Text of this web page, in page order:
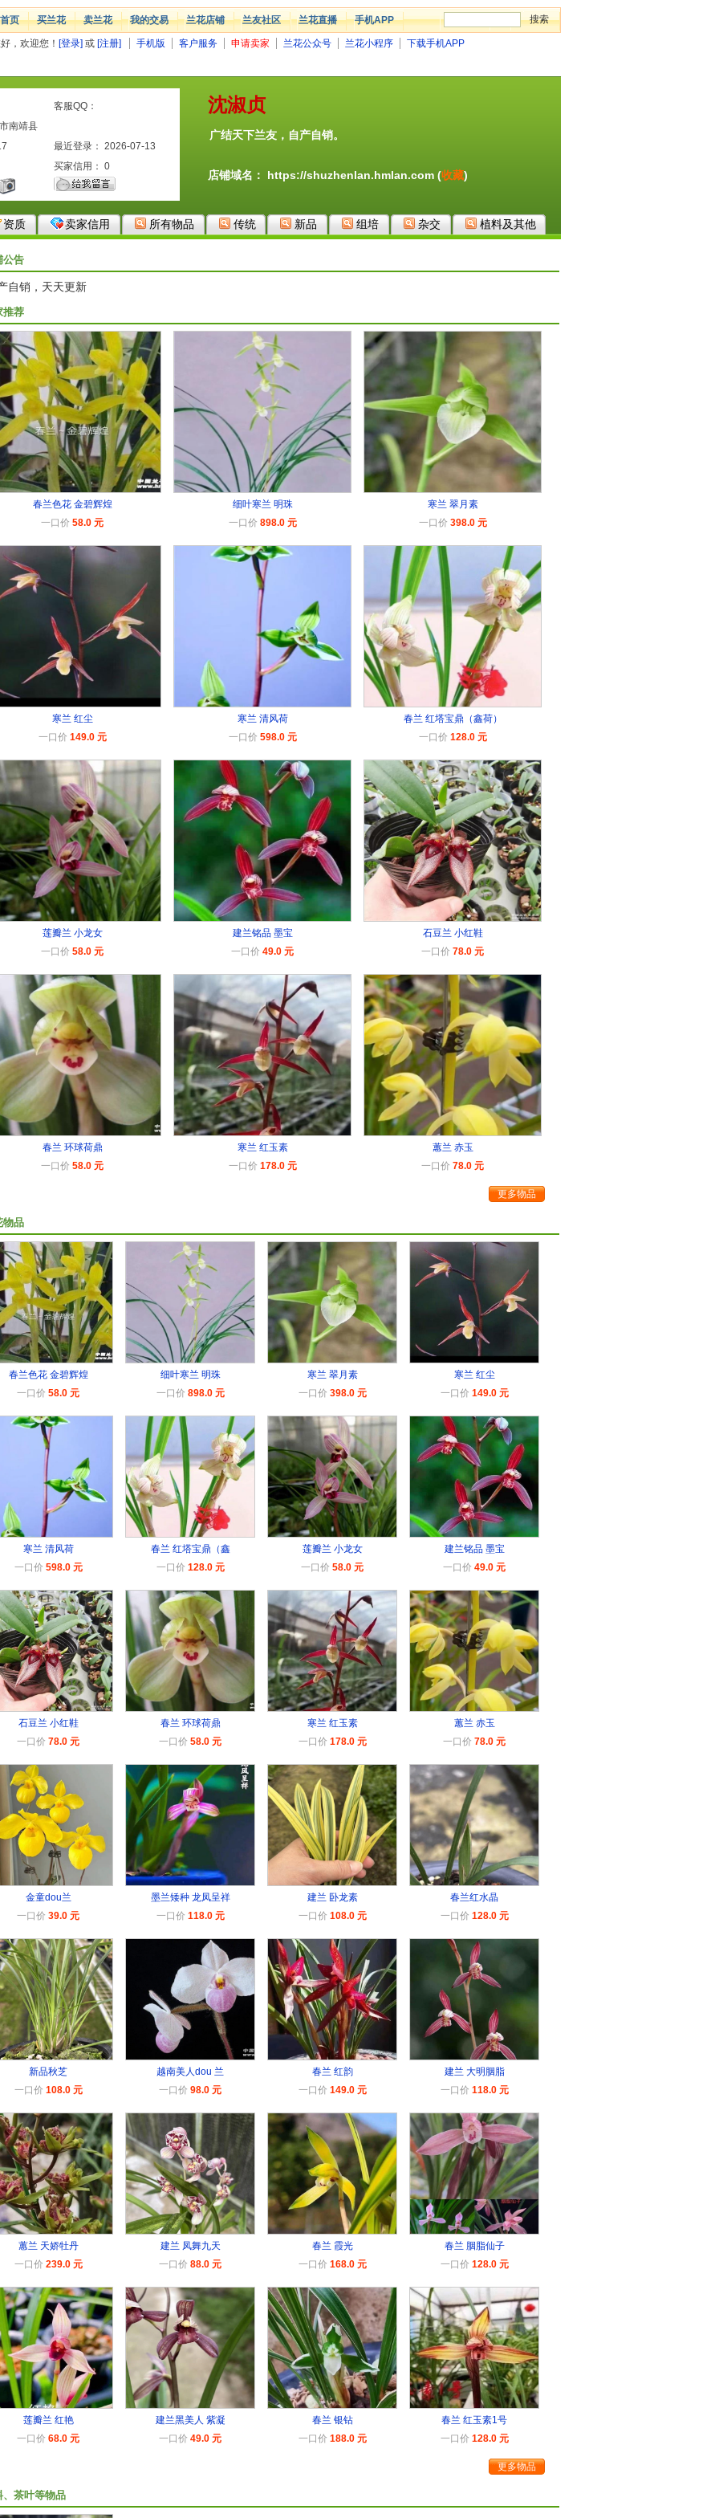
首页 买兰花 卖兰花 我的交易 兰花店铺 兰友社区 兰花直播 手机APP
，欢迎您！ [登录] 或 [注册] 手机版 客户服务 申请卖家 兰花公众号 兰花小程序 下载手机APP
沈淑贞
广结天下兰友，自产自销。
店铺域名： https://shuzhenlan.hmlan.com (收藏)
客服QQ：
南靖县
最近登录： 2026-07-13
买家信用： 0
资质 卖家信用 所有物品 传统 新品 组培 杂交 植料及其他
公告
自销，天天更新
推荐
春兰色花 金碧辉煌
一口价 58.0 元
细叶寒兰 明珠
一口价 898.0 元
寒兰 翠月素
一口价 398.0 元
寒兰 红尘
一口价 149.0 元
寒兰 清风荷
一口价 598.0 元
春兰 红塔宝鼎（鑫荷）
一口价 128.0 元
莲瓣兰 小龙女
一口价 58.0 元
建兰铭品 墨宝
一口价 49.0 元
石豆兰 小红鞋
一口价 78.0 元
春兰 环球荷鼎
一口价 58.0 元
寒兰 红玉素
一口价 178.0 元
蕙兰 赤玉
一口价 78.0 元
更多物品
物品
春兰色花 金碧辉煌
一口价 58.0 元
细叶寒兰 明珠
一口价 898.0 元
寒兰 翠月素
一口价 398.0 元
寒兰 红尘
一口价 149.0 元
寒兰 清风荷
一口价 598.0 元
春兰 红塔宝鼎（鑫
一口价 128.0 元
莲瓣兰 小龙女
一口价 58.0 元
建兰铭品 墨宝
一口价 49.0 元
石豆兰 小红鞋
一口价 78.0 元
春兰 环球荷鼎
一口价 58.0 元
寒兰 红玉素
一口价 178.0 元
蕙兰 赤玉
一口价 78.0 元
金童dou兰
一口价 39.0 元
墨兰矮种 龙凤呈祥
一口价 118.0 元
建兰 卧龙素
一口价 108.0 元
春兰红水晶
一口价 128.0 元
新品秋芝
一口价 108.0 元
越南美人dou 兰
一口价 98.0 元
春兰 红韵
一口价 149.0 元
建兰 大明胭脂
一口价 118.0 元
蕙兰 天娇牡丹
一口价 239.0 元
建兰 凤舞九天
一口价 88.0 元
春兰 霞光
一口价 168.0 元
春兰 胭脂仙子
一口价 128.0 元
莲瓣兰 红艳
一口价 68.0 元
建兰黑美人 紫凝
一口价 49.0 元
春兰 银钻
一口价 188.0 元
春兰 红玉素1号
一口价 128.0 元
更多物品
、茶叶等物品